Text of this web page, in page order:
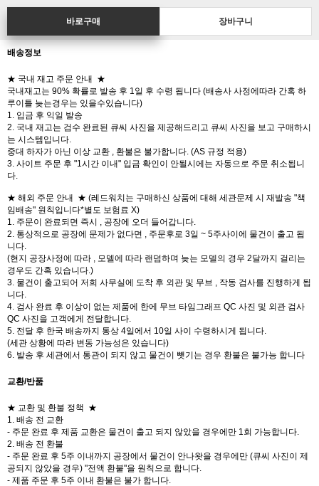
배송정보
★ 국내 재고 주문 안내 ★
국내재고는 90% 확률로 발송 후 1일 후 수령 됩니다 (배송사 사정에따라 간혹 하
루이틀 늦는경우는 있을수있습니다)
1. 입금 후 익일 발송
2. 국내 재고는 검수 완료된 큐씨 사진을 제공해드리고 큐씨 사진을 보고 구매하시
는 시스템입니다.
중대 하자가 아닌 이상 교환 , 환불은 불가합니다. (AS 규정 적용)
3. 사이트 주문 후 "1시간 이내" 입금 확인이 안될시에는 자동으로 주문 취소됩니
다.
★ 해외 주문 안내 ★ (레드워치는 구매하신 상품에 대해 세관문제 시 재발송 "책
임배송" 원칙입니다*별도 보험료 X)
1. 주문이 완료되면 즉시 , 공장에 오더 들어갑니다.
2. 통상적으로 공장에 문제가 없다면 , 주문후로 3일 ~ 5주사이에 물건이 출고 됩
니다.
(현지 공장사정에 따라 , 모델에 따라 랜덤하며 늦는 모델의 경우 2달까지 걸리는
경우도 간혹 있습니다.)
3. 물건이 출고되어 저희 사무실에 도착 후 외관 및 무브 , 작동 검사를 진행하게 됩
니다.
4. 검사 완료 후 이상이 없는 제품에 한에 무브 타임그래프 QC 사진 및 외관 검사
QC 사진을 고객에게 전달합니다.
5. 전달 후 한국 배송까지 통상 4일에서 10일 사이 수령하시게 됩니다.
(세관 상황에 따라 변동 가능성은 있습니다)
6. 발송 후 세관에서 통관이 되지 않고 물건이 뺏기는 경우 환불은 불가능 합니다
교환/반품
★ 교환 및 환불 정책 ★
1. 배송 전 교환
- 주문 완료 후 제품 교환은 물건이 출고 되지 않았을 경우에만 1회 가능합니다.
2. 배송 전 환불
- 주문 완료 후 5주 이내까지 공장에서 물건이 안나왓을 경우에만 (큐씨 사진이 제
공되지 않았을 경우) "전액 환불"을 원칙으로 합니다.
- 제품 주문 후 5주 이내 환불은 불가 합니다.